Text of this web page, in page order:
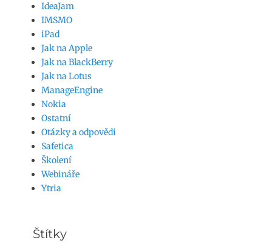
IdeaJam
IMSMO
iPad
Jak na Apple
Jak na BlackBerry
Jak na Lotus
ManageEngine
Nokia
Ostatní
Otázky a odpovědi
Safetica
Školení
Webináře
Ytria
Štítky